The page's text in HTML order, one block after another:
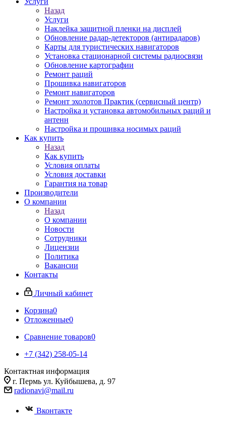
Назад
Услуги
Наклейка защитной пленки на дисплей
Обновление радар-детекторов (антирадаров)
Карты для туристических навигаторов
Установка стационарной системы радиосвязи
Обновление картографии
Ремонт раций
Прошивка навигаторов
Ремонт навигаторов
Ремонт эхолотов Практик (сервисный центр)
Настройка и установка автомобильных раций и
антенн
Настройка и прошивка носимых раций
Как купить
Назад
Как купить
Условия оплаты
Условия доставки
Гарантия на товар
Производители
О компании
Назад
О компании
Новости
Сотрудники
Лицензии
Политика
Вакансии
Контакты
Личный кабинет
Корзина0
Отложенные0
Сравнение товаров0
+7 (342) 258-05-14
Контактная информация
г. Пермь ул. Куйбышева, д. 97
radionavi@mail.ru
Вконтакте